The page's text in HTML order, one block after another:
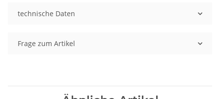
technische Daten
Frage zum Artikel